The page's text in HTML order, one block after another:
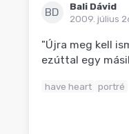
BD
Bali Dávid
2009. július
"Újra meg kell
ezúttal egy
have heart portré